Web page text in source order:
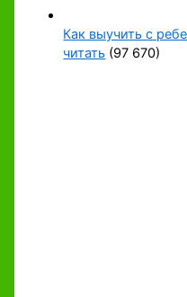
Как выучить с
читать (97 670)